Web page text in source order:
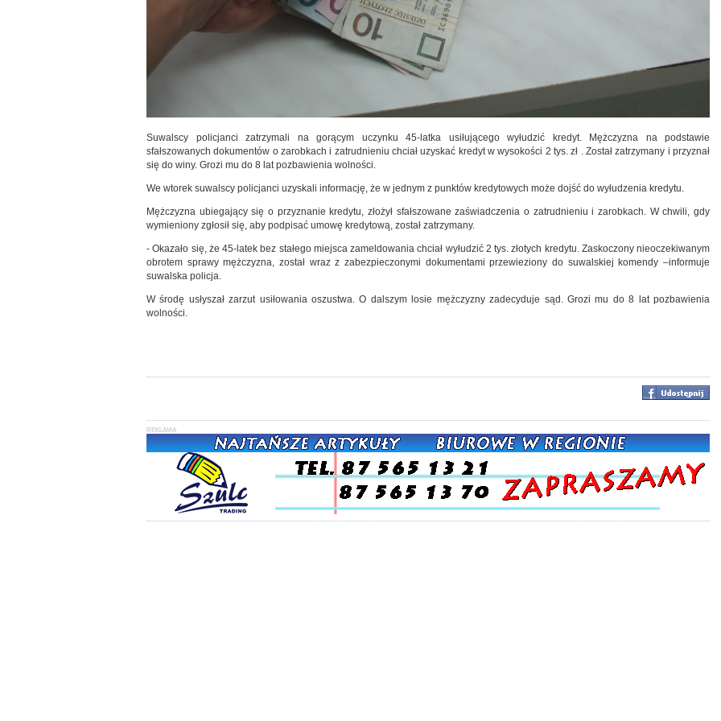
Suwalscy policjanci zatrzymali na gorącym uczynku 45-latka usiłującego wyłudzić kredyt. Mężczyzna na podstawie
sfałszowanych dokumentów o zarobkach i zatrudnieniu chciał uzyskać kredyt w wysokości 2 tys. zł . Został zatrzymany i przyznał
się do winy. Grozi mu do 8 lat pozbawienia wolności.
We wtorek suwalscy policjanci uzyskali informację, że w jednym z punktów kredytowych może dojść do wyłudzenia kredytu.
Mężczyzna ubiegający się o przyznanie kredytu, złożył sfałszowane zaświadczenia o zatrudnieniu i zarobkach. W chwili, gdy
wymieniony zgłosił się, aby podpisać umowę kredytową, został zatrzymany.
- Okazało się, że 45-latek bez stałego miejsca zameldowania chciał wyłudzić 2 tys. złotych kredytu. Zaskoczony nieoczekiwanym
obrotem sprawy mężczyzna, został wraz z zabezpieczonymi dokumentami przewieziony do suwalskiej komendy –informuje
suwalska policja.
W środę usłyszał zarzut usiłowania oszustwa. O dalszym losie mężczyzny zadecyduje sąd. Grozi mu do 8 lat pozbawienia
wolności.